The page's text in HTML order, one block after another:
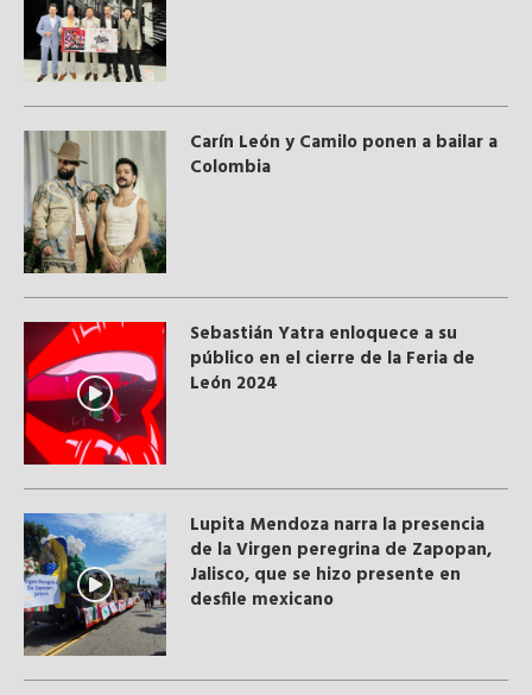
Carín León y Camilo ponen a bailar a
Colombia
Sebastián Yatra enloquece a su
público en el cierre de la Feria de
León 2024
Lupita Mendoza narra la presencia
de la Virgen peregrina de Zapopan,
Jalisco, que se hizo presente en
desfile mexicano